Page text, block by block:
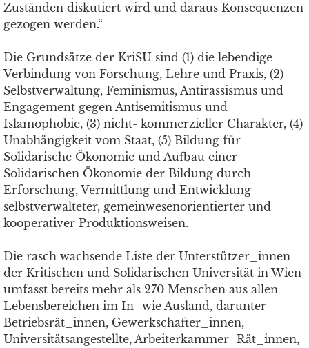
Zuständen diskutiert wird und daraus Konsequenzen
gezogen werden.“
Die Grundsätze der KriSU sind (1) die lebendige
Verbindung von Forschung, Lehre und Praxis, (2)
Selbstverwaltung, Feminismus, Antirassismus und
Engagement gegen Antisemitismus und
Islamophobie, (3) nicht- kommerzieller Charakter, (4)
Unabhängigkeit vom Staat, (5) Bildung für
Solidarische Ökonomie und Aufbau einer
Solidarischen Ökonomie der Bildung durch
Erforschung, Vermittlung und Entwicklung
selbstverwalteter, gemeinwesenorientierter und
kooperativer Produktionsweisen.
Die rasch wachsende Liste der Unterstützer_innen
der Kritischen und Solidarischen Universität in Wien
umfasst bereits mehr als 270 Menschen aus allen
Lebensbereichen im In- wie Ausland, darunter
Betriebsrät_innen, Gewerkschafter_innen,
Universitätsangestellte, Arbeiterkammer- Rät_innen,